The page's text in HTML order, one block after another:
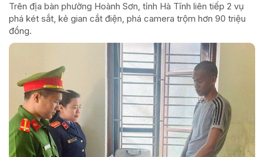
Trên địa bàn phường Hoành Sơn, tỉnh Hà Tĩnh liên tiếp 2 vụ
phá két sắt, kẻ gian cắt điện, phá camera trộm hơn 90 triệu
đồng.